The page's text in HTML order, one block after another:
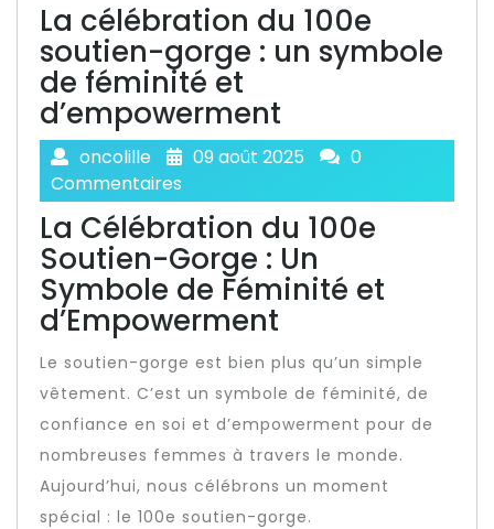
La célébration du 100e
soutien-gorge : un symbole
de féminité et
d’empowerment
oncolille 09 août 2025
0
Commentaires
La Célébration du 100e
Soutien-Gorge : Un
Symbole de Féminité et
d’Empowerment
Le soutien-gorge est bien plus qu’un simple
vêtement. C’est un symbole de féminité, de
confiance en soi et d’empowerment pour de
nombreuses femmes à travers le monde.
Aujourd’hui, nous célébrons un moment
spécial : le 100e soutien-gorge.